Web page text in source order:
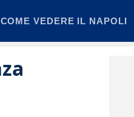
COME VEDERE IL NAPOLI